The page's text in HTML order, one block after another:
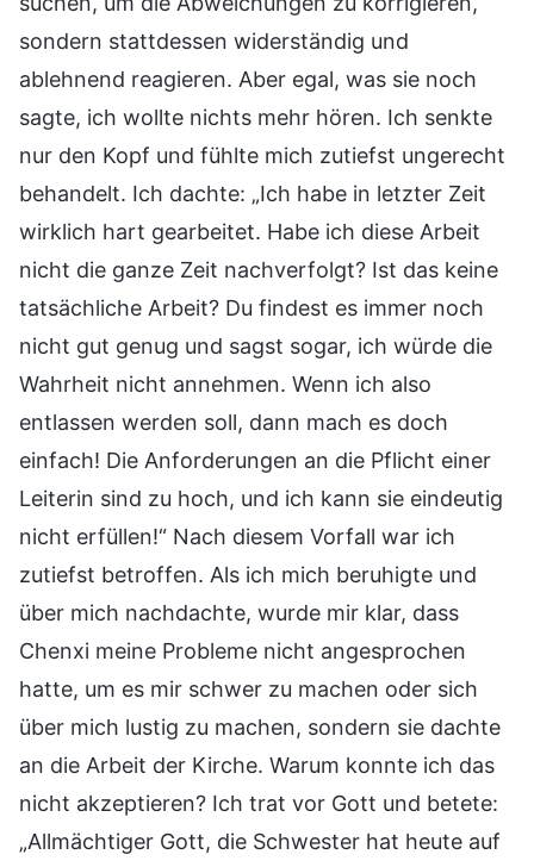
sondern stattdessen widerständig und
ablehnend reagieren. Aber egal, was sie noch
sagte, ich wollte nichts mehr hören. Ich senkte
nur den Kopf und fühlte mich zutiefst ungerecht
behandelt. Ich dachte: „Ich habe in letzter Zeit
wirklich hart gearbeitet. Habe ich diese Arbeit
nicht die ganze Zeit nachverfolgt? Ist das keine
tatsächliche Arbeit? Du findest es immer noch
nicht gut genug und sagst sogar, ich würde die
Wahrheit nicht annehmen. Wenn ich also
entlassen werden soll, dann mach es doch
einfach! Die Anforderungen an die Pflicht einer
Leiterin sind zu hoch, und ich kann sie eindeutig
nicht erfüllen!“ Nach diesem Vorfall war ich
zutiefst betroffen. Als ich mich beruhigte und
über mich nachdachte, wurde mir klar, dass
Chenxi meine Probleme nicht angesprochen
hatte, um es mir schwer zu machen oder sich
über mich lustig zu machen, sondern sie dachte
an die Arbeit der Kirche. Warum konnte ich das
nicht akzeptieren? Ich trat vor Gott und betete:
„Allmächtiger Gott, die Schwester hat heute auf